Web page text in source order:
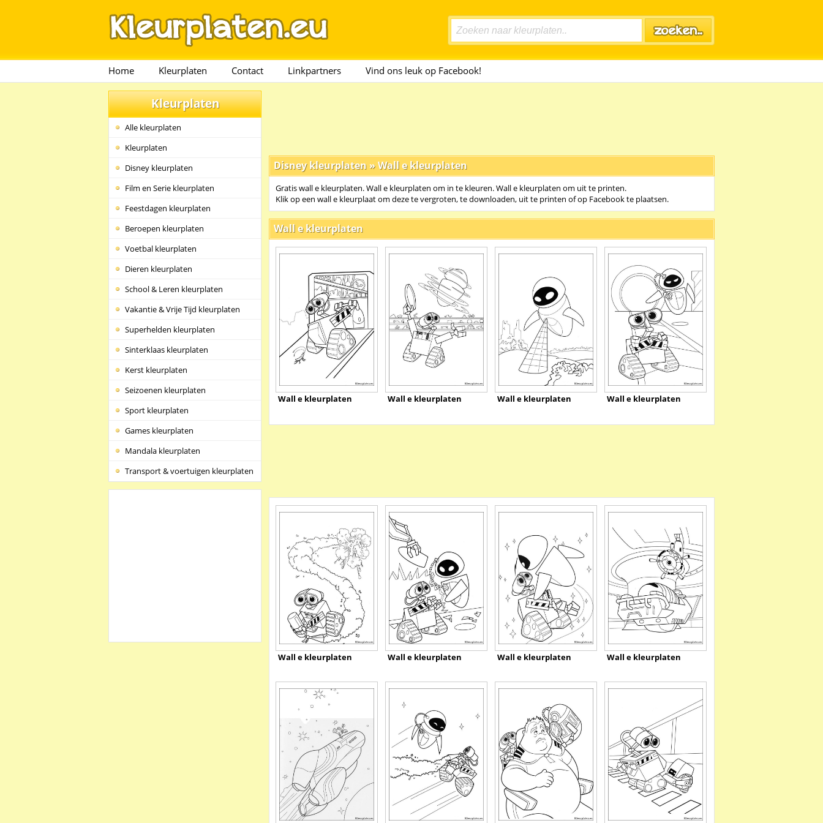
Home Kleurplaten Contact Linkpartners Vind ons leuk op Facebook!
Kleurplaten
Alle kleurplaten
Kleurplaten
Disney kleurplaten
Film en Serie kleurplaten
Feestdagen kleurplaten
Beroepen kleurplaten
Voetbal kleurplaten
Dieren kleurplaten
School & Leren kleurplaten
Vakantie & Vrije Tijd kleurplaten
Superhelden kleurplaten
Sinterklaas kleurplaten
Kerst kleurplaten
Seizoenen kleurplaten
Sport kleurplaten
Games kleurplaten
Mandala kleurplaten
Transport & voertuigen kleurplaten
Disney kleurplaten »Wall e kleurplaten
Gratis wall e kleurplaten. Wall e kleurplaten om in te kleuren. Wall e kleurplaten om uit te printen.
Klik op een wall e kleurplaat om deze te vergroten, te downloaden, uit te printen of op Facebook te plaatsen.
Wall e kleurplaten
Wall e kleurplaten Wall e kleurplaten Wall e kleurplaten Wall e kleurplaten
Wall e kleurplaten Wall e kleurplaten Wall e kleurplaten Wall e kleurplaten